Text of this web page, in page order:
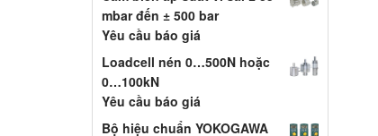
mbar đến ± 500 bar
Yêu cầu báo giá
Loadcell nén 0…500N hoặc
0…100kN
Yêu cầu báo giá
Bộ hiệu chuẩn YOKOGAWA